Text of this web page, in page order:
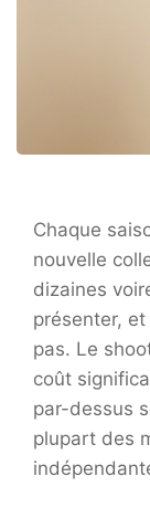
Chaque
nouvelle
dizaines
présenter,
pas. Le
coût
par-dessus
plupart des